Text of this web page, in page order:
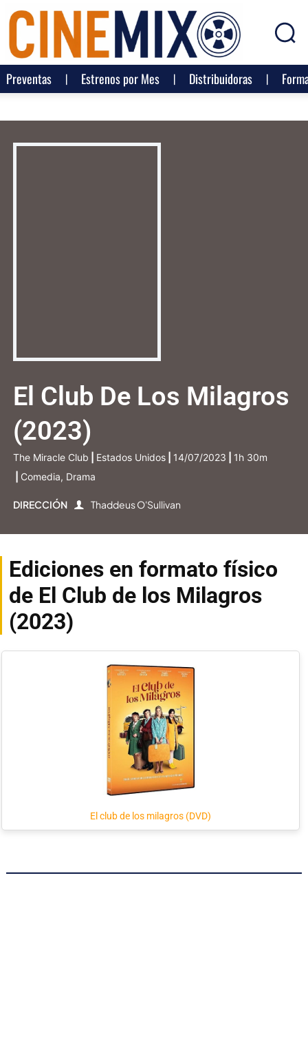
Preventas Estrenos por Mes Distribuidoras
El Club De Los Milagros
(2023)
The Miracle Club Estados Unidos 14/07/2023
1h 30m
Comedia, Drama
DIRECCIÓN Thaddeus O'Sullivan
Ediciones en formato físico
de El Club de los Milagros
(2023)
El club de los milagros (DVD)